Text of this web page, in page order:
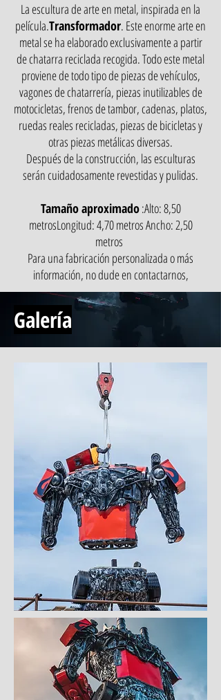
La escultura de arte en metal, inspirada en la
película.Transformador. Este enorme arte en
metal se ha elaborado exclusivamente a partir
de chatarra reciclada recogida. Todo este metal
proviene de todo tipo de piezas de vehículos,
vagones de chatarrería, piezas inutilizables de
motocicletas, frenos de tambor, cadenas, platos,
ruedas reales recicladas, piezas de bicicletas y
otras piezas metálicas diversas.
Después de la construcción, las esculturas
serán cuidadosamente revestidas y pulidas.
Tamaño aproximado:Alto: 8,50
metrosLongitud: 4,70 metros Ancho: 2,50
metros
Para una fabricación personalizada o más
información, no dude en contactarnos,
Galería